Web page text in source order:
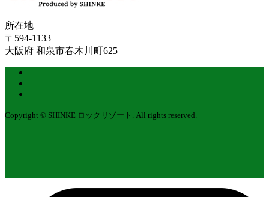
所在地
〒594-1133
大阪府 和泉市春木川町625
Copyright © SHINKE ロックリゾート. All rights reserved.